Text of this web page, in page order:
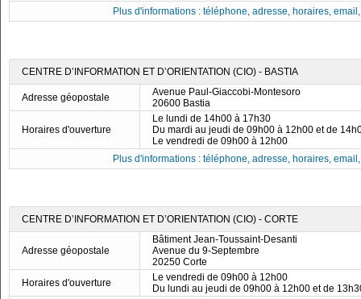
Plus d'informations : téléphone, adresse, horaires,
CENTRE D’INFORMATION ET D’ORIENTATION (CIO) - BASTIA
Adresse géopostale
Avenue Paul-Giaccobi-Montesoro
20600 Bastia
Horaires d'ouverture
Le lundi de 14h00 à 17h30
Du mardi au jeudi de 09h00 à 12h00 et de
Le vendredi de 09h00 à 12h00
Plus d'informations : téléphone, adresse, horaires,
CENTRE D’INFORMATION ET D’ORIENTATION (CIO) - CORTE
Adresse géopostale
Bâtiment Jean-Toussaint-Desanti
Avenue du 9-Septembre
20250 Corte
Horaires d'ouverture
Le vendredi de 09h00 à 12h00
Du lundi au jeudi de 09h00 à 12h00 et de